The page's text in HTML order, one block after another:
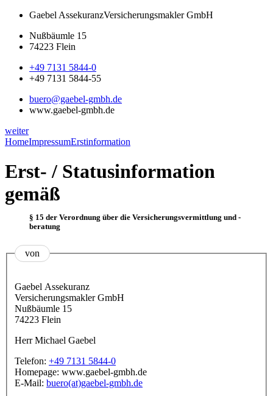
Gaebel AssekuranzVersicherungsmakler GmbH
Nußbäumle 15
74223 Flein
+49 7131 5844-0
+49 7131 5844-55
buero@gaebel-gmbh.de
www.gaebel-gmbh.de
weiter
HomeImpressumErstinformation
Erst- / Statusinformation
gemäß
§ 15 der Verordnung über die Versicherungsvermittlung und -
beratung
von
Gaebel Assekuranz
Versicherungsmakler GmbH
Nußbäumle 15
74223 Flein
Herr Michael Gaebel
Telefon: +49 7131 5844-0
Homepage: www.gaebel-gmbh.de
E-Mail: buero(at)gaebel-gmbh.de